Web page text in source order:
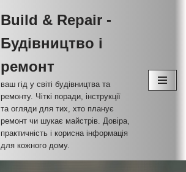
Build & Repair -
Будівництво і
ремонт
ваш гід у світі будівництва та
ремонту. Чіткі поради, інструкції
та огляди для тих, хто планує
ремонт чи шукає майстрів. Довіра,
практичність і корисна інформація
для кожного дому.